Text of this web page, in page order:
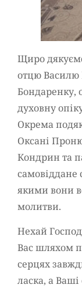
Щиро
отцю Василю
Бондаренку,
духовну
Окрема
Оксані
Кондрин та
самовіддане
якими вони
молитви.
Нехай
Вас шляхом
серцях
ласка, а